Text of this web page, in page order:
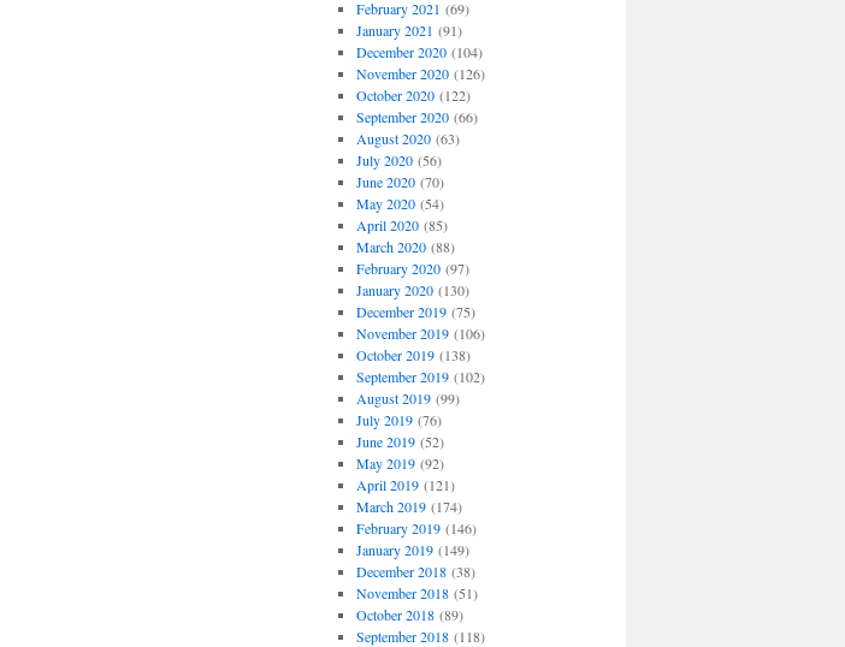
February 2021 (69)
January 2021 (91)
December 2020(104)
November 2020(126)
October 2020(122)
September 2020(66)
August 2020(63)
July 2020(56)
June 2020(70)
May 2020(54)
April 2020(85)
March 2020(88)
February 2020(97)
January 2020(130)
December 2019(75)
November 2019(106)
October 2019(138)
September 2019(102)
August 2019(99)
July 2019(76)
June 2019(52)
May 2019(92)
April 2019(121)
March 2019(174)
February 2019(146)
January 2019(149)
December 2018(38)
November 2018(51)
October 2018(89)
September 2018(118)